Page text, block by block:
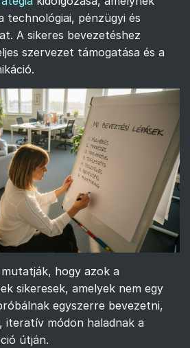
technológiai, pénzügyi és
A sikeres bevezetéshez
szervezet támogatása és a
hogy azok a
sikeresek, amelyek nem egy
egyszerre bevezetni,
iteratív módon haladnak a
útján.